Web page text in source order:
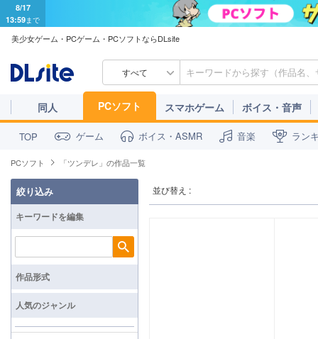
8/17
13:59まで
美少女ゲーム・PCゲーム・PCソフトならDLsite
すべて
同人 PCソフト スマホゲーム ボイス・音声
TOP ゲーム ボイス・ASMR 音楽 ラン
PCソフト 「ツンデレ」の作品一覧
並び替え :
絞り込み
キーワードを編集
検索
作品形式
人気のジャンル